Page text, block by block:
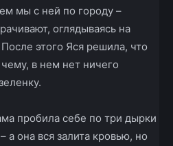
мы с ней по городу –
оглядываясь на
этого Яся решила, что
в нем нет ничего
пробила себе по три дырки
она вся залита кровью, но